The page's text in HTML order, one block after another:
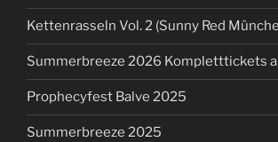
Kettenrasseln Vol. 2 (Sunny Red
Summerbreeze 2026 Kompletttickets
Prophecyfest Balve 2025
Summerbreeze 2025